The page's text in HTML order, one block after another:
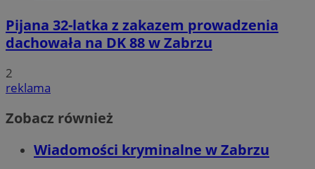
Pijana 32-latka z zakazem prowadzenia
dachowała na DK 88 w Zabrzu
2
reklama
Zobacz również
Wiadomości kryminalne w Zabrzu